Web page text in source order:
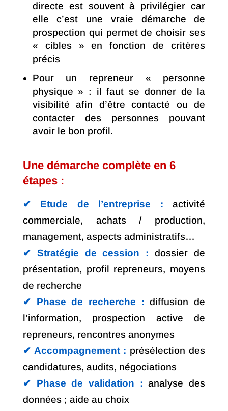
directe est souvent à privilégier car
elle c’est une vraie démarche de
prospection qui permet de choisir ses
« cibles » en fonction de critères
précis
Pour un repreneur « personne
physique » : il faut se donner de la
visibilité afin d’être contacté ou de
contacter des personnes pouvant
avoir le bon profil.
Une démarche complète en 6
étapes :
✔︎ Etude de l’entreprise :activité
commerciale, achats / production,
management, aspects administratifs…
✔︎ Stratégie de cession :
dossier de
présentation, profil repreneurs, moyens
de recherche
✔︎ Phase de recherche : diffusion de
l’information, prospection active de
repreneurs, rencontres anonymes
✔︎ Accompagnement : présélection des
candidatures, audits, négociations
✔︎ Phase de validation :analyse des
données ; aide au choix